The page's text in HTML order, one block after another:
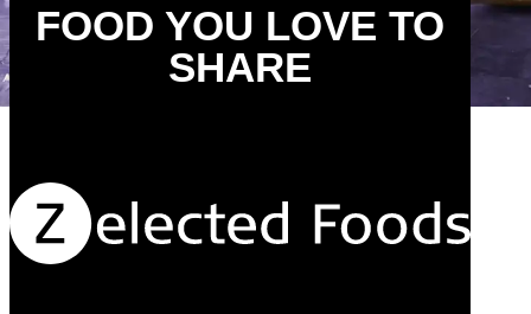
FOOD YOU LOVE TO
SHARE